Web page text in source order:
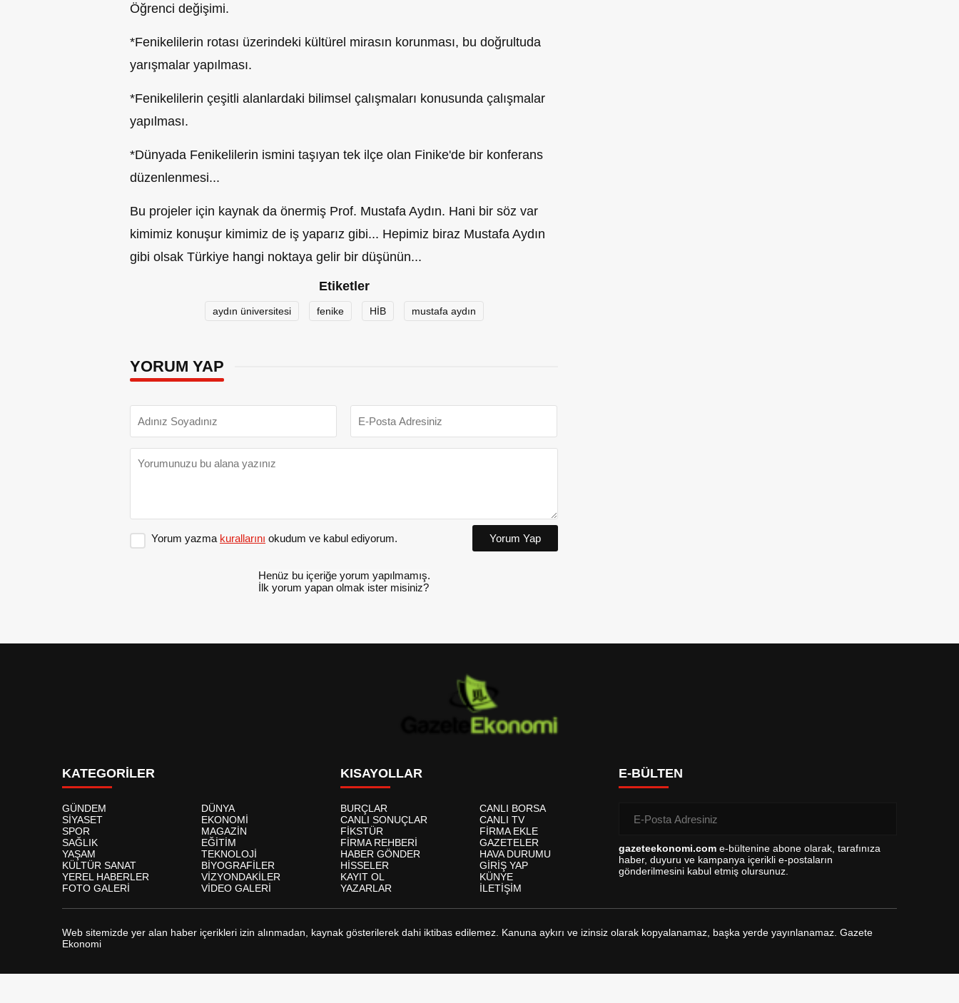
Öğrenci değişimi.
*Fenikelilerin rotası üzerindeki kültürel mirasın korunması, bu doğrultuda
yarışmalar yapılması.
*Fenikelilerin çeşitli alanlardaki bilimsel çalışmaları konusunda çalışmalar
yapılması.
*Dünyada Fenikelilerin ismini taşıyan tek ilçe olan Finike'de bir konferans
düzenlenmesi...
Bu projeler için kaynak da önermiş Prof. Mustafa Aydın. Hani bir söz var
kimimiz konuşur kimimiz de iş yaparız gibi... Hepimiz biraz Mustafa Aydın
gibi olsak Türkiye hangi noktaya gelir bir düşünün...
Etiketler
aydın üniversitesi fenike HİB mustafa aydın
YORUM YAP
Yorum yazma kurallarını okudum ve kabul ediyorum. Yorum Yap
Henüz bu içeriğe yorum yapılmamış.
İlk yorum yapan olmak ister misiniz?
KATEGORİLER
GÜNDEM
DÜNYA
SİYASET
EKONOMİ
SPOR
MAGAZİN
SAĞLIK
EĞİTİM
YAŞAM
TEKNOLOJİ
KÜLTÜR SANAT
BİYOGRAFİLER
YEREL HABERLER
VİZYONDAKİLER
FOTO GALERİ
VİDEO GALERİ
KISAYOLLAR
BURÇLAR
CANLI BORSA
CANLI SONUÇLAR
CANLI TV
FİKSTÜR
FİRMA EKLE
FİRMA REHBERİ
GAZETELER
HABER GÖNDER
HAVA DURUMU
HİSSELER
GİRİŞ YAP
KAYIT OL
KÜNYE
YAZARLAR
İLETİŞİM
E-BÜLTEN
gazeteekonomi.com e-bültenine abone olarak, tarafınıza
haber, duyuru ve kampanya içerikli e-postaların
gönderilmesini kabul etmiş olursunuz.
Web sitemizde yer alan haber içerikleri izin alınmadan, kaynak gösterilerek dahi iktibas edilemez. Kanuna aykırı ve izinsiz olarak kopyalanamaz, başka yerde yayınlanamaz. Gazete
Ekonomi